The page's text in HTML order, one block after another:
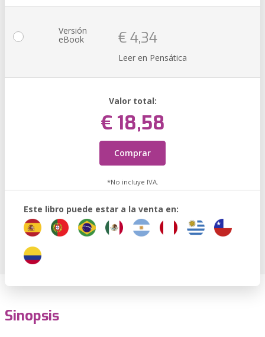
Versión
eBook € 4,34
Leer en Pensática
Valor total:
€ 18,58
Comprar
*No incluye IVA.
Este libro puede estar a la venta en:
Sinopsis